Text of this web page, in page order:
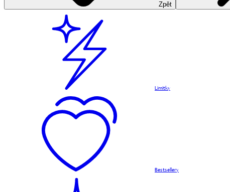
Zpět
Limitky
Bestsellery